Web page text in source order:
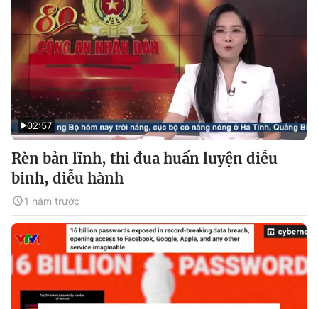
02:57
Rèn bản lĩnh, thi đua huấn luyện diễu
binh, diễu hành
1 năm trước